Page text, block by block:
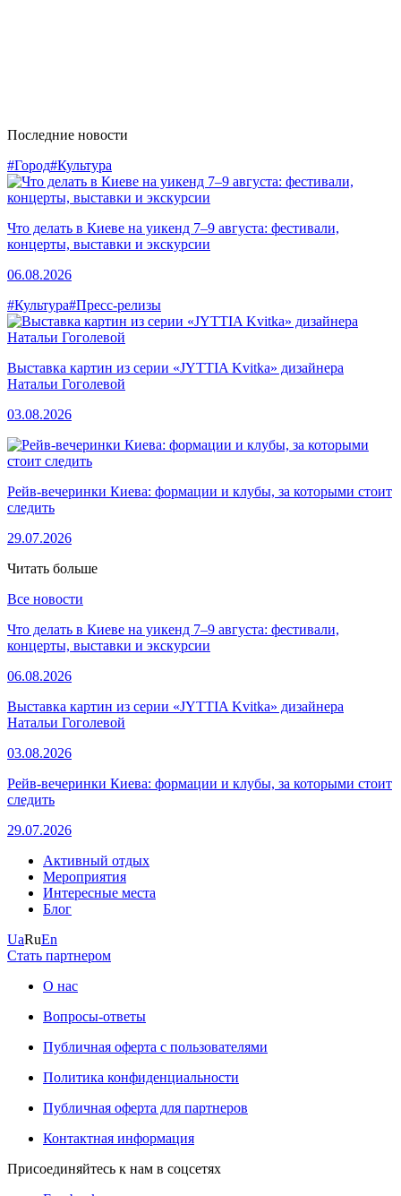
Последние новости
#Город#Культура
Что делать в Киеве на уикенд 7–9 августа: фестивали,
концерты, выставки и экскурсии
06.08.2026
#Культура#Пресс-релизы
Выставка картин из серии «JYTTIA Kvitka» дизайнера
Натальи Гоголевой
03.08.2026
Рейв-вечеринки Киева: формации и клубы, за которыми стоит
следить
29.07.2026
Читать больше
Все новости
Что делать в Киеве на уикенд 7–9 августа: фестивали,
концерты, выставки и экскурсии
06.08.2026
Выставка картин из серии «JYTTIA Kvitka» дизайнера
Натальи Гоголевой
03.08.2026
Рейв-вечеринки Киева: формации и клубы, за которыми стоит
следить
29.07.2026
Активный отдых
Мероприятия
Интересные места
Блог
UaRuEn
Стать партнером
О нас
Вопросы-ответы
Публичная оферта с пользователями
Политика конфиденциальности
Публичная оферта для партнеров
Контактная информация
Присоединяйтесь к нам в соцсетях